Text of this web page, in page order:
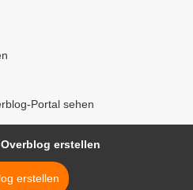
Portal sehen
erstellen
erstellen